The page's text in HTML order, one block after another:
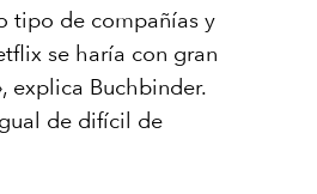
tipo de compañías y
se haría con gran
explica Buchbinder.
de difícil de